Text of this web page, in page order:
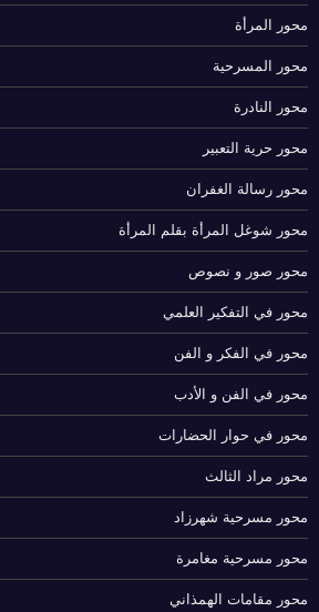
محور المرأة
محور المسرحية
محور النادرة
محور حرية التعبير
محور رسالة الغفران
محور شوغل المرأة بقلم المرأة
محور صور و نصوص
محور في التفكير العلمي
محور في الفكر و الفن
محور في الفن و الأدب
محور في حوار الحضارات
محور مراد الثالث
محور مسرحية شهرزاد
محور مسرحية مغامرة
محور مقامات الهمذاني